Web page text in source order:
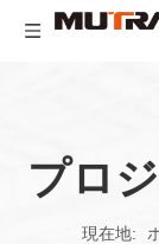
プロ
現在地: